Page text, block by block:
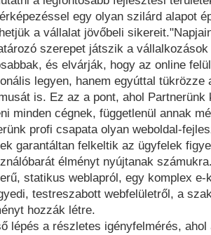
egy olyan szilárd alapot
a vállalat jövőbeli
szerepet játszik a
és elvárják, hogy az online
legyen, hanem egyúttal tükrözze
is. Ez az a pont, ahol
minden cégnek, függetlenül annak
profi csapata olyan weboldal-
garantáltan felkeltik az ügyfelek
élményt nyújtanak
statikus weblapról, egy komplex
testreszabott webfelületről, a
hozzák létre.
lépés a részletes igényfelmérés,